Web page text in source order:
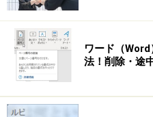
1
ワード（
法！削除・途